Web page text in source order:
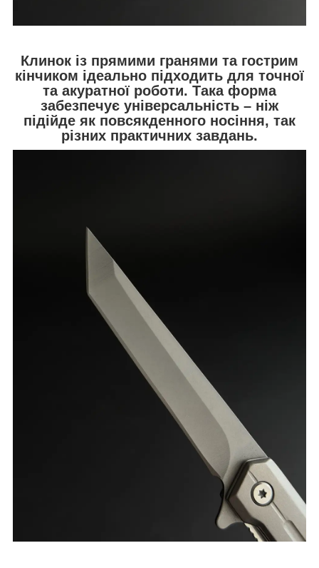
Клинок із прямими гранями та гострим
кінчиком ідеально підходить для точної
та акуратної роботи. Така форма
забезпечує універсальність – ніж
підійде як повсякденного носіння, так
різних практичних завдань.